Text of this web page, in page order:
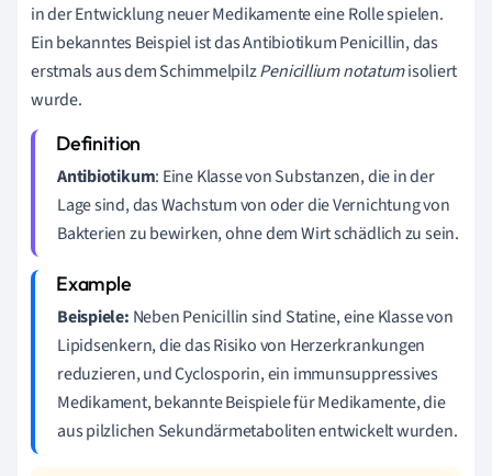
in der Entwicklung neuer Medikamente eine Rolle spielen.
Ein bekanntes Beispiel ist das Antibiotikum Penicillin, das
erstmals aus dem SchimmelpilzPenicillium notatumisoliert
wurde.
Antibiotikum: Eine Klasse von Substanzen, die in der
Lage sind, das Wachstum von oder die Vernichtung von
Bakterien zu bewirken, ohne dem Wirt schädlich zu sein.
Beispiele: Neben Penicillin sind Statine, eine Klasse von
Lipidsenkern, die das Risiko von Herzerkrankungen
reduzieren, und Cyclosporin, ein immunsuppressives
Medikament, bekannte Beispiele für Medikamente, die
aus pilzlichen Sekundärmetaboliten entwickelt wurden.